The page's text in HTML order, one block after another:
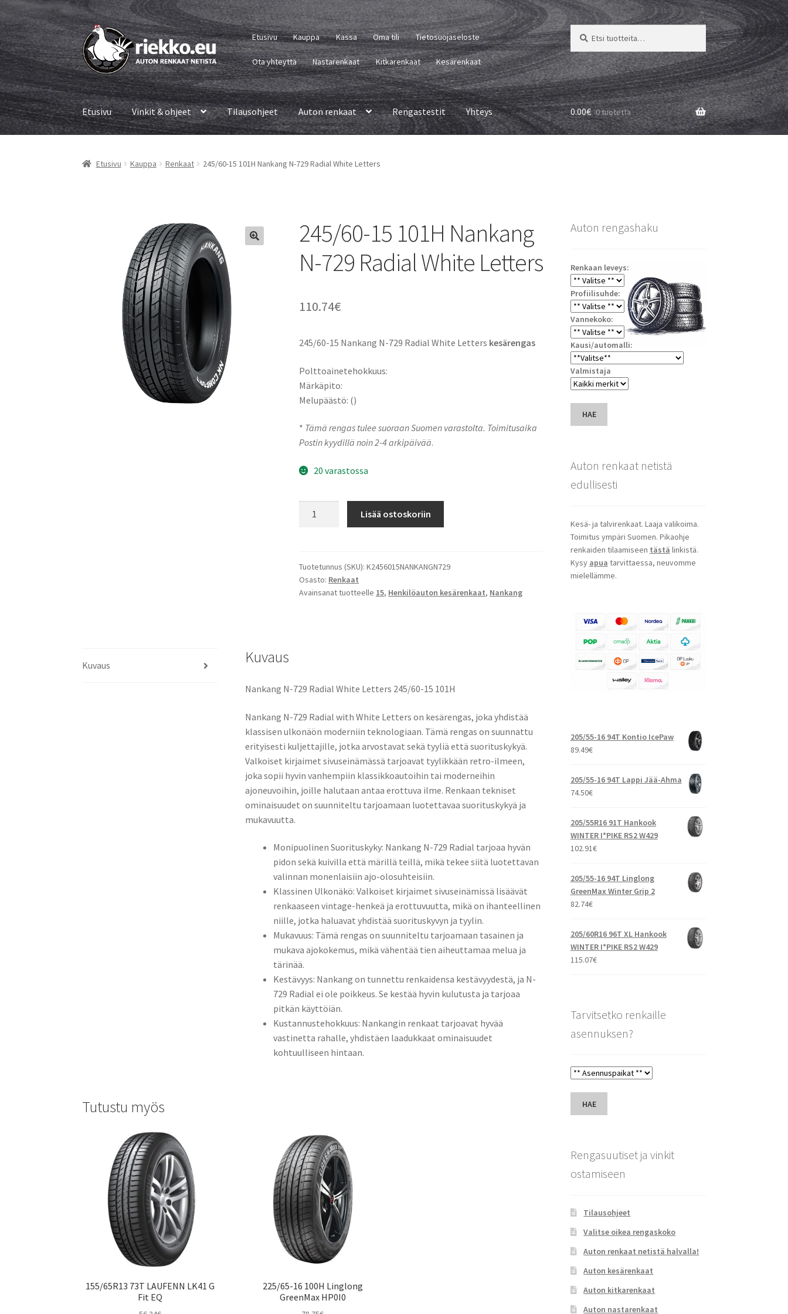
Siirry
navigointiin
Siirry
sisältöön
Etusivu Kauppa Kassa Oma tili Tietosuojaseloste
Ota yhteyttä Nastarenkaat Kitkarenkaat Kesärenkaat
Etsi:
Haku
Etusivu Vinkit & ohjeet Tilausohjeet Auton renkaat Rengastestit Yhteys 0.00€ 0 tuotetta
Etusivu Kauppa Renkaat 245/60-15 101H Nankang N-729 Radial White Letters
245/60-15 101H Nankang
N-729 Radial White Letters
110.74€
245/60-15 Nankang N-729 Radial White Letters kesärengas
Polttoainetehokkuus:
Märkäpito:
Melupäästö: ()
* Tämä rengas tulee suoraan Suomen varastolta. Toimitusaika
Postin kyydillä noin 2-4 arkipäivää.
20 varastossa
N-
729
Radial
Lisää ostoskoriin
Tuotetunnus (SKU):K2456015NANKANGN729
Osasto: Renkaat
Avainsanat tuotteelle 15, Henkilöauton kesärenkaat, Nankang
Kuvaus Kuvaus
Nankang N-729 Radial White Letters 245/60-15 101H
Nankang N-729 Radial with White Letters on kesärengas, joka yhdistää
klassisen ulkonäön moderniin teknologiaan. Tämä rengas on suunnattu
erityisesti kuljettajille, jotka arvostavat sekä tyyliä että suorituskykyä.
Valkoiset kirjaimet sivuseinämässä tarjoavat tyylikkään retro-ilmeen,
joka sopii hyvin vanhempiin klassikkoautoihin tai moderneihin
ajoneuvoihin, joille halutaan antaa erottuva ilme. Renkaan tekniset
ominaisuudet on suunniteltu tarjoamaan luotettavaa suorituskykyä ja
mukavuutta.
Monipuolinen Suorituskyky: Nankang N-729 Radial tarjoaa hyvän
pidon sekä kuivilla että märillä teillä, mikä tekee siitä luotettavan
valinnan monenlaisiin ajo-olosuhteisiin.
Klassinen Ulkonäkö: Valkoiset kirjaimet sivuseinämissä lisäävät
renkaaseen vintage-henkeä ja erottuvuutta, mikä on ihanteellinen
niille, jotka haluavat yhdistää suorituskyvyn ja tyylin.
Mukavuus: Tämä rengas on suunniteltu tarjoamaan tasainen ja
mukava ajokokemus, mikä vähentää tien aiheuttamaa melua ja
tärinää.
Kestävyys: Nankang on tunnettu renkaidensa kestävyydestä, ja N-
729 Radial ei ole poikkeus. Se kestää hyvin kulutusta ja tarjoaa
pitkän käyttöiän.
Kustannustehokkuus: Nankangin renkaat tarjoavat hyvää
vastinetta rahalle, yhdistäen laadukkaat ominaisuudet
kohtuulliseen hintaan.
Tutustu myös
155/65R13 73T LAUFENN LK41 G
Fit EQ
225/65-16 100H Linglong
GreenMax HP0I0
Auton rengashaku
Renkaan leveys:
Profiilisuhde:
Vannekoko:
Kausi/automalli:
Valmistaja
HAE
Auton renkaat netistä
edullisesti
Kesä- ja talvirenkaat. Laaja valikoima.
Toimitus ympäri Suomen. Pikaohje
renkaiden tilaamiseen tästä linkistä.
Kysy apua tarvittaessa, neuvomme
mielellämme.
205/55-16 94T Kontio IcePaw
89.49€
205/55-16 94T Lappi Jää-Ahma
74.50€
205/55R16 91T Hankook
WINTER I*PIKE RS2 W429
102.91€
205/55-16 94T Linglong
GreenMax Winter Grip 2
82.74€
205/60R16 96T XL Hankook
WINTER I*PIKE RS2 W429
115.07€
Tarvitsetko renkaille
asennuksen?
HAE
Rengasuutiset ja vinkit
ostamiseen
Tilausohjeet
Valitse oikea rengaskoko
Auton renkaat netistä halvalla!
Auton kesärenkaat
Auton kitkarenkaat
Auton nastarenkaat